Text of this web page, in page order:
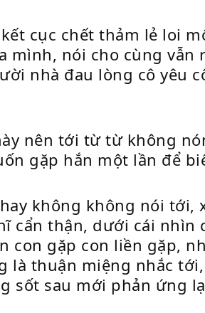
cục chết thảm lẻ loi
mình, nói cho cùng vẫn
nhà đau lòng cô yêu
nên tới từ từ không
gặp hắn một lần để
không không nói
cẩn thận, dưới cái
con gặp con liền gặp,
là thuận miệng nhắc
sốt sau mới phản ứng